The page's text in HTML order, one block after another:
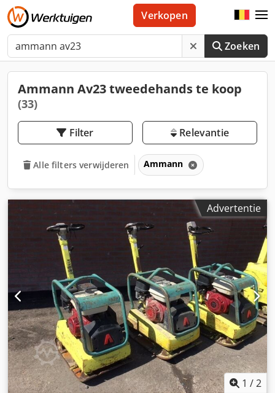
Zoeken
Verkopen
Ammann Av23 tweedehands te koop
(33)
Filter Relevantie
Alle filters verwijderen Ammann
Advertentie
1 /2